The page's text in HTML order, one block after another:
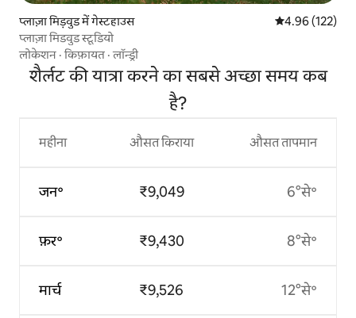
प्लाज़ा मिड़वुड में गेस्टहाउस औसत रेटिंग 5 में से
4.96 (122)
प्लाज़ा मिडवुड स्टूडियो
लोकेशन ·किफ़ायत ·लॉन्ड्री
शैर्लट की यात्रा करने का सबसे अच्छा समय कब
है?
महीना
जन॰
फ़र॰
मार्च
औसत किराया
₹9,049
₹9,430
₹9,526
औसत तापमान
6°से॰
8°से॰
12°से॰